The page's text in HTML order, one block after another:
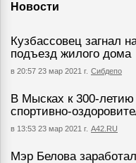
Новости
Кузбассовец загнал
подъезд жилого дома
в 20:57 23 мар 2021 г. Сибдепо
В Мысках к 300-летию
спортивно-
в 13:53 23 мар 2021 г. А42.RU
Мэр Белова